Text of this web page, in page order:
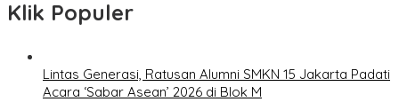
Klik Populer
Lintas Generasi, Ratusan Alumni SMKN 15 Jakarta Padati
Acara ‘Sabar Asean’ 2026 di Blok M